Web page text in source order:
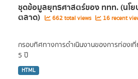
ชุดข้อมูลยุทธศาสตร์ของ ททท. (นโย
ตลาด) 662 total views 16 recent
กรอบทิศทางการดำเนินงานของการท่องเที่ย
5 ปี
HTML